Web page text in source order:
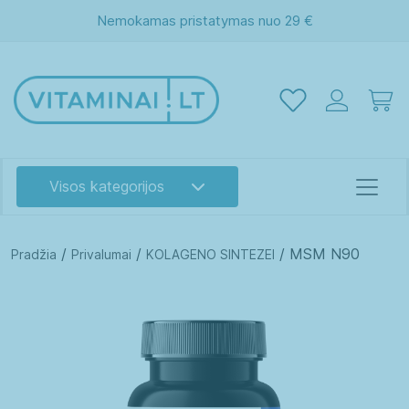
Nemokamas pristatymas nuo 29 €
Visos kategorijos
Energijai
Pradžia / Privalumai / KOLAGENO SINTEZEI / MSM N90